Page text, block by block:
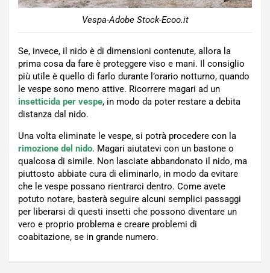
Vespa-Adobe Stock-Ecoo.it
Se, invece, il nido è di dimensioni contenute, allora la
prima cosa da fare è proteggere viso e mani. Il consiglio
più utile è quello di farlo durante l’orario notturno, quando
le vespe sono meno attive. Ricorrere magari ad un
insetticida per vespe, in modo da poter restare a debita
distanza dal nido.
Una volta eliminate le vespe, si potrà procedere con la
rimozione del nido. Magari aiutatevi con un bastone o
qualcosa di simile. Non lasciate abbandonato il nido, ma
piuttosto abbiate cura di eliminarlo, in modo da evitare
che le vespe possano rientrarci dentro. Come avete
potuto notare, basterà seguire alcuni semplici passaggi
per liberarsi di questi insetti che possono diventare un
vero e proprio problema e creare problemi di
coabitazione, se in grande numero.